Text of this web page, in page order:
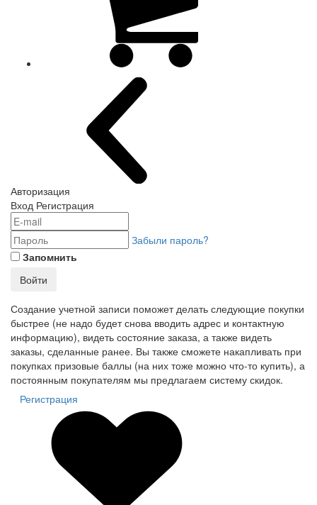
Авторизация
Вход Регистрация
Забыли пароль?
Запомнить
Войти
Создание учетной записи поможет делать следующие покупки
быстрее (не надо будет снова вводить адрес и контактную
информацию), видеть состояние заказа, а также видеть
заказы, сделанные ранее. Вы также сможете накапливать при
покупках призовые баллы (на них тоже можно что-то купить), а
постоянным покупателям мы предлагаем систему скидок.
Регистрация